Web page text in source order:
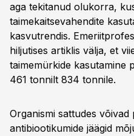
aga tekitanud olukorra,
taimekaitsevahendite
kasvutrendis.
hiljutises artiklis välja, et
taimemürkide kasutamine
461 tonnilt 834 tonnile.
Organismi sattudes võivad
antibiootikumide jäägid